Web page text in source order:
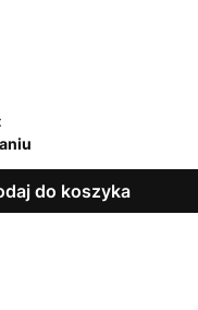
do koszyka